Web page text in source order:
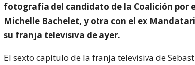
fotografía del candidato de la Coalición por
Michelle Bachelet, y otra con el ex
su franja televisiva de ayer.
El sexto capítulo de la franja televisiva de